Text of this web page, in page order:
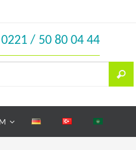
/ 50 80 04 44